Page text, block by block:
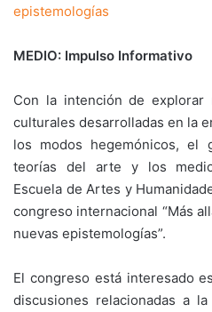
epistemologías
MEDIO: Impulso Informativo
Con la intención de explorar
culturales desarrolladas en la
los modos hegemónicos, el
teorías del arte y los
Escuela de Artes y
congreso internacional “Más
nuevas epistemologías”.
El congreso está interesado
discusiones relacionadas a